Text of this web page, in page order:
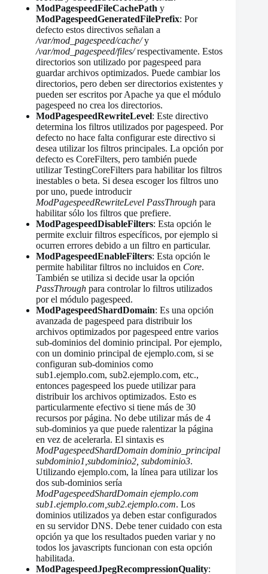
ModPagespeedFileCachePath y
ModPagespeedGeneratedFilePrefix: Por
defecto estos directivos señalan a
/var/mod_pagespeed/cache/y
/var/mod_pagespeed/files/respectivamente. Estos
directorios son utilizado por pagespeed para
guardar archivos optimizados. Puede cambiar los
directorios, pero deben ser directorios existentes y
pueden ser escritos por Apache ya que el módulo
pagespeed no crea los directorios.
ModPagespeedRewriteLevel: Este directivo
determina los filtros utilizados por pagespeed. Por
defecto no hace falta configurar este directivo si
desea utilizar los filtros principales. La opción por
defecto es CoreFilters, pero también puede
utilizar TestingCoreFilters para habilitar los filtros
inestables o beta. Si desea escoger los filtros uno
por uno, puede introducir
ModPagespeedRewriteLevel PassThrough para
habilitar sólo los filtros que prefiere.
ModPagespeedDisableFilters: Esta opción le
permite excluir filtros específicos, por ejemplo si
ocurren errores debido a un filtro en particular.
ModPagespeedEnableFilters: Esta opción le
permite habilitar filtros no incluidos en Core.
También se utiliza si decide usar la opción
PassThrough para controlar lo filtros utilizados
por el módulo pagespeed.
ModPagespeedShardDomain: Es una opción
avanzada de pagespeed para distribuir los
archivos optimizados por pagespeed entre varios
sub-dominios del dominio principal. Por ejemplo,
con un dominio principal de ejemplo.com, si se
configuran sub-dominios como
sub1.ejemplo.com, sub2.ejemplo.com, etc.,
entonces pagespeed los puede utilizar para
distribuir los archivos optimizados. Esto es
particularmente efectivo si tiene más de 30
recursos por página. No debe utilizar más de 4
sub-dominios ya que puede ralentizar la página
en vez de acelerarla. El sintaxis es
ModPagespeedShardDomain dominio_principal
subdominio1,subdominio2, subdominio3.
Utilizando ejemplo.com, la línea para utilizar los
dos sub-dominios sería
ModPagespeedShardDomain ejemplo.com
sub1.ejemplo.com,sub2.ejemplo.com. Los
dominios utilizados ya deben estar configurados
en su servidor DNS. Debe tener cuidado con esta
opción ya que los resultados pueden variar y no
todos los javascripts funcionan con esta opción
habilitada.
ModPagespeedJpegRecompressionQuality: